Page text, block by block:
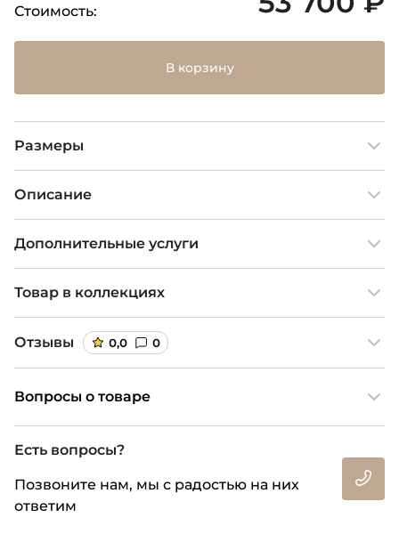
Стоимость:
В корзину
Размеры
Описание
Дополнительные услуги
Товар в коллекциях
Отзывы 0,0 0
Вопросы о товаре
Есть вопросы?
Позвоните нам, мы с радостью на них
ответим